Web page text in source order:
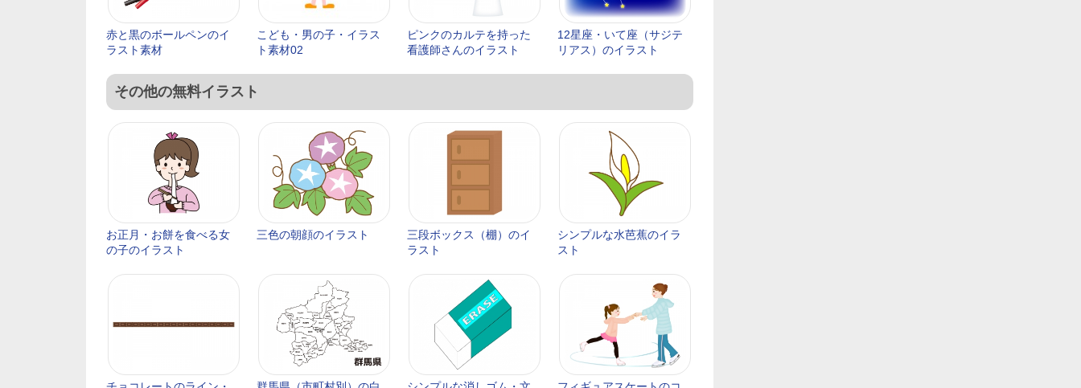
赤と黒のボールペンのイ
ラスト素材
こども・男の子・イラス
ト素材02
ピンクのカルテを持った
看護師さんのイラスト
12星座・いて座（サジテ
リアス）のイラスト
その他の無料イラスト
お正月・お餅を食べる女
の子のイラスト
三色の朝顔のイラスト
三段ボックス（棚）のイ
ラスト
シンプルな水芭蕉のイラ
スト